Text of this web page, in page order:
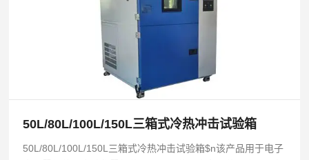
50L/80L/100L/150L三箱式冷热冲击试验箱
50L/80L/100L/150L三箱式冷热冲击试验箱$n该产品用于电子